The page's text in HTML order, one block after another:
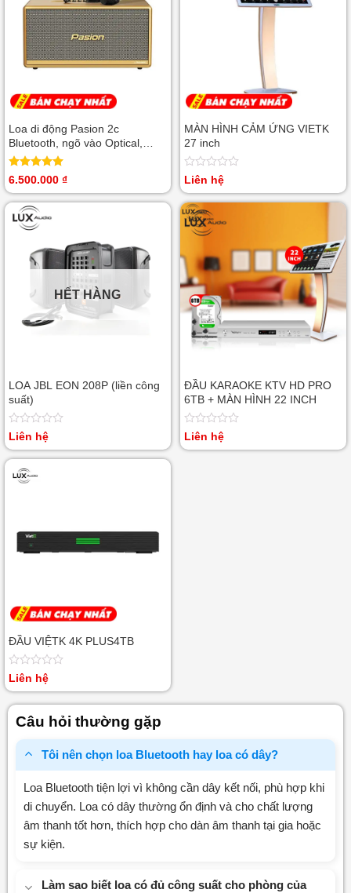
Loa di động Pasion 2c
Bluetooth, ngõ vào Optical,
Coaxial, Guitar, USB
Được xếp
5 sao
6.500.000 ₫
MÀN HÌNH CẢM ỨNG VIETK
27 inch
Được
hạng
0
5
sao
Liên hệ
HẾT HÀNG
LOA JBL EON 208P (liền công
suất)
Được
hạng
5
Liên hệ
ĐẦU KARAOKE KTV HD PRO
6TB + MÀN HÌNH 22 INCH
Được
Liên hệ
ĐẦU VIỆTK 4K PLUS4TB
Được
0
Liên hệ
Câu hỏi thường gặp
Tôi nên chọn loa Bluetooth hay loa có dây?
Loa Bluetooth tiện lợi vì không cần dây kết nối, phù hợp khi
di chuyển. Loa có dây thường ổn định và cho chất lượng
âm thanh tốt hơn, thích hợp cho dàn âm thanh tại gia hoặc
sự kiện.
Làm sao biết loa có đủ công suất cho phòng của